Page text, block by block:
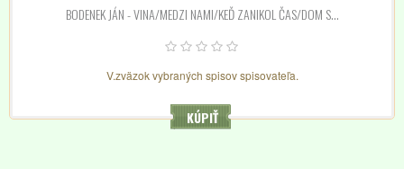
BODENEK JÁN - VINA/MEDZI NAMI/KEĎ ZANIKOL ČAS/DOM S...
V.zväzok vybraných spisov spisovateľa.
KÚPIŤ